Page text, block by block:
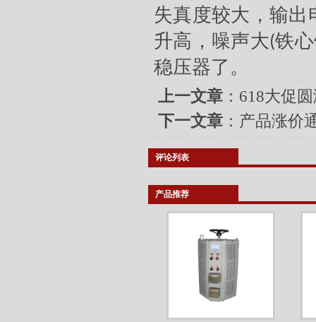
失真度较大，输
升高，噪声大(铁
稳压器了。
上一文章 ： 618大促
下一文章 ： 产品涨价
评论列表
产品推荐